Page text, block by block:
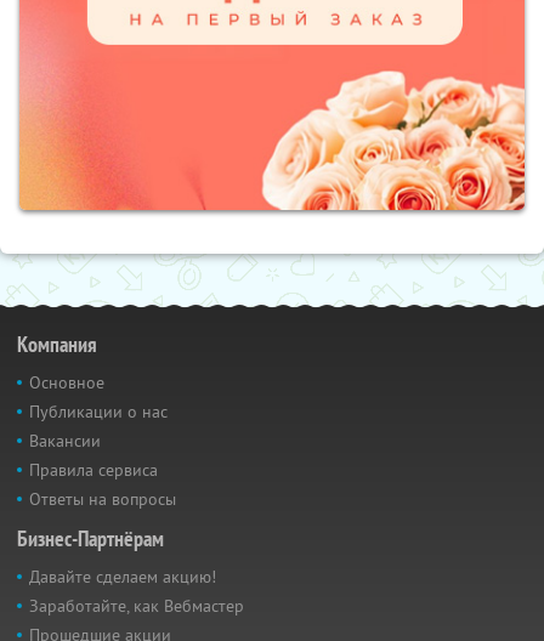
Компания
Основное
Публикации о нас
Вакансии
Правила сервиса
Ответы на вопросы
Бизнес-Партнёрам
Давайте сделаем акцию!
Заработайте, как Вебмастер
Прошедшие акции